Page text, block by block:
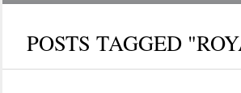
POSTS TAGGED